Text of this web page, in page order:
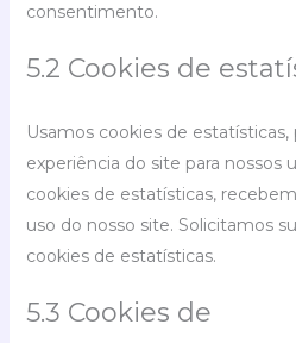
consentimento.
5.2 Cookies de
Usamos cookies de estatísticas,
experiência do site para nossos
cookies de estatísticas,
uso do nosso site. Solicitamos
cookies de estatísticas.
5.3 Cookies de